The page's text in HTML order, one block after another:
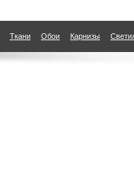
Ткани Обои Карнизы